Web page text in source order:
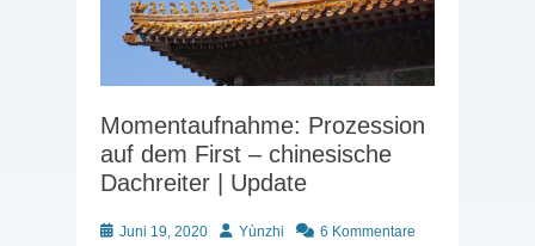
Momentaufnahme: Prozession
auf dem First – chinesische
Dachreiter | Update
Posted
Juni 19, 2020 AutorYùnzhi 6 Kommentare